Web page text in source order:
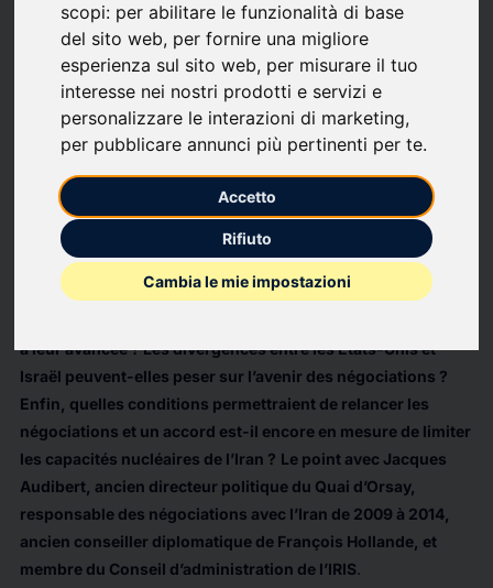
scopi: per abilitare le funzionalità di base
del sito web, per fornire una migliore
esperienza sul sito web, per misurare il tuo
interesse nei nostri prodotti e servizi e
personalizzare le interazioni di marketing,
per pubblicare annunci più pertinenti per te.
Accetto
Rifiuto
Cambia le mie impostazioni
Deux mois après l’ouverture des discussions entre
Washington et Téhéran, la perspective d’un nouvel accord
sur le nucléaire iranien reste incertaine. Les négociations
semblent dans l’impasse et aucun des deux camps ne
semble disposé à faire les concessions nécessaires pour
parvenir à un compromis. Parallèlement, les positions de
Washington et Tel-Aviv paraissent moins alignées qu’au
début du conflit. L’enlisement de la situation et l’absence de
progrès diplomatiques contribuent à renforcer les
divergences entre les deux alliés et impacter l’évolution des
négociations avec l’Iran. Où en sont les négociations entre
à leur avancée ? Les divergences entre les États-Unis et
Israël peuvent-elles peser sur l’avenir des négociations ?
Enfin, quelles conditions permettraient de relancer les
négociations et un accord est-il encore en mesure de limiter
les capacités nucléaires de l’Iran ? Le point avec Jacques
Audibert, ancien directeur politique du Quai d’Orsay,
responsable des négociations avec l’Iran de 2009 à 2014,
ancien conseiller diplomatique de François Hollande, et
membre du Conseil d’administration de l’IRIS.